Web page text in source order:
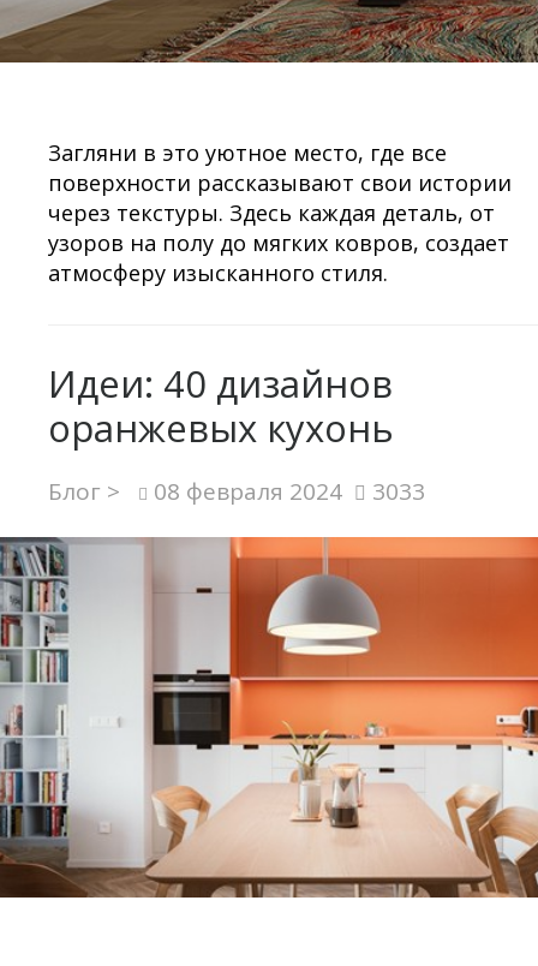
Загляни в это уютное место, где все
поверхности рассказывают свои истории
через текстуры. Здесь каждая деталь, от
узоров на полу до мягких ковров, создает
атмосферу изысканного стиля.
Идеи: 40 дизайнов
оранжевых кухонь
Блог > 08 февраля 2024 3033